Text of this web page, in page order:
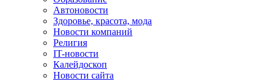
Автоновости
Здоровье, красота, мода
Новости компаний
Религия
IT-новости
Калейдоскоп
Новости сайта